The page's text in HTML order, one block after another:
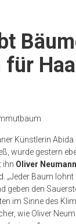
für
Künstlerin
wurde gestern
ihn Oliver Neumann
„Jeder Baum
geben den
im Sinne des
wie Oliver